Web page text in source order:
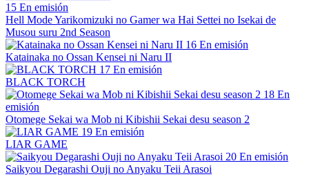
15 En emisión
Hell Mode Yarikomizuki no Gamer wa Hai Settei no Isekai de
Musou suru 2nd Season
16 En emisión
Katainaka no Ossan Kensei ni Naru II
17 En emisión
BLACK TORCH
18 En
emisión
Otomege Sekai wa Mob ni Kibishii Sekai desu season 2
19 En emisión
LIAR GAME
20 En emisión
Saikyou Degarashi Ouji no Anyaku Teii Arasoi